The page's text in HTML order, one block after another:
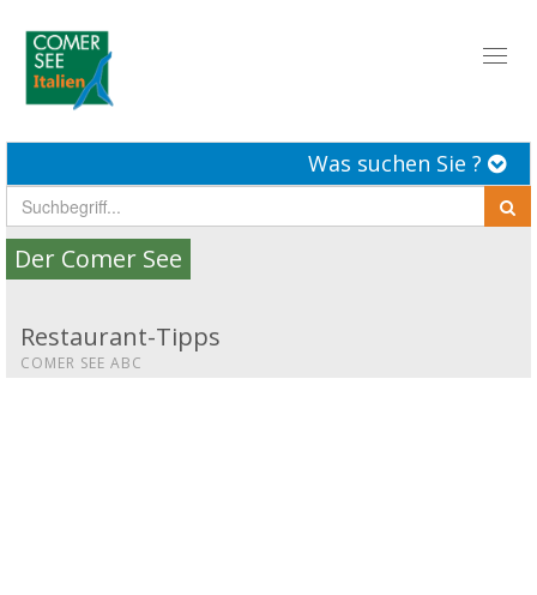
Was suchen Sie ?
Der Comer See
Restaurant-Tipps
COMER SEE ABC